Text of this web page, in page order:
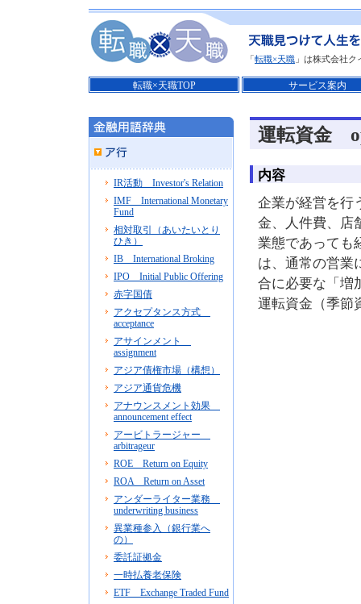
「転職×天職 」は株式会社
転職×天職TOP サービス案内
運転資金
内容
企業が経営を行
金、人件費、店
業態であっても
は、通常の営業
合に必要な「増
運転資金（季節
IR活動 Investor's Relation
IMF International Monetary
Fund
相対取引（あいたいとり
ひき）
IB International Broking
IPO Initial Public Offering
赤字国債
アクセプタンス方式
acceptance
アサインメント
assignment
アジア債権市場（構想）
アジア通貨危機
アナウンスメント効果
announcement effect
アービトラージャー
arbitrageur
ROE Return on Equity
ROA Return on Asset
アンダーライター業務
underwriting business
異業種参入（銀行業へ
の）
委託証拠金
一時払養老保険
ETF Exchange Traded Fund